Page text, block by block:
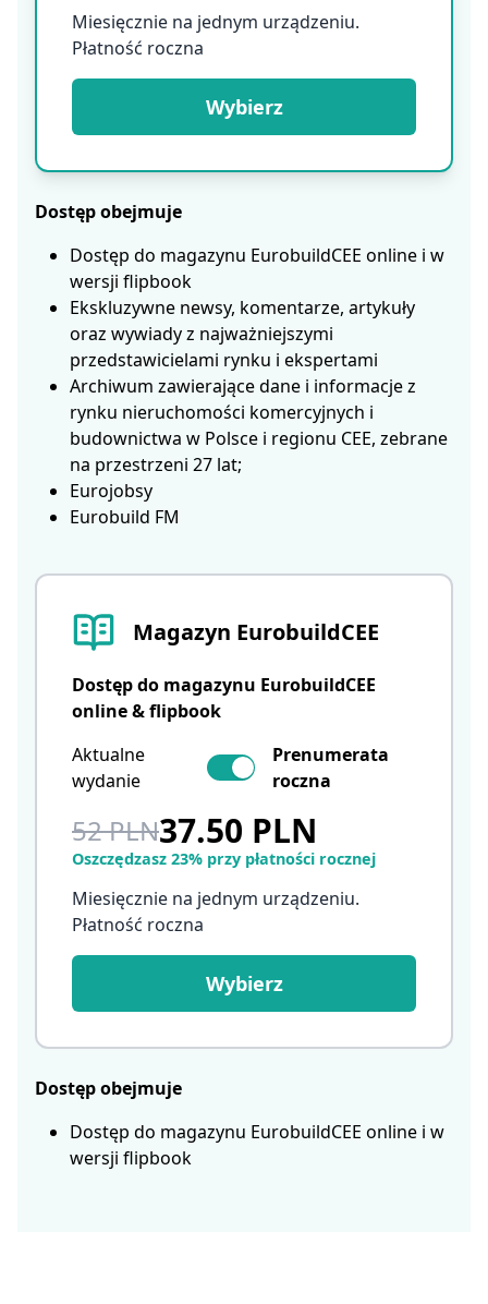
Magazyn EurobuildCEE
Dostęp do magazynu EurobuildCEE
online & flipbook
Aktualne
wydanie
Prenumerata
roczna
52 PLN37.50 PLN
Oszczędzasz 23% przy płatności rocznej
Miesięcznie na jednym urządzeniu.
Płatność roczna
Wybierz
Dostęp obejmuje
Dostęp do magazynu EurobuildCEE online i w
wersji flipbook
Miesięcznie na jednym urządzeniu.
Płatność roczna
Wybierz
Dostęp obejmuje
Dostęp do magazynu EurobuildCEE online i w
wersji flipbook
Ekskluzywne newsy, komentarze, artykuły
oraz wywiady z najważniejszymi
przedstawicielami rynku i ekspertami
Archiwum zawierające dane i informacje z
rynku nieruchomości komercyjnych i
budownictwa w Polsce i regionu CEE, zebrane
na przestrzeni 27 lat;
Eurojobsy
Eurobuild FM